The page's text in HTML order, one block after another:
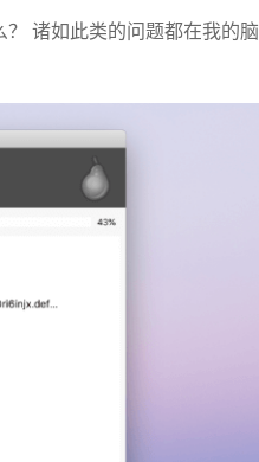
诸如此类的问题都在我的脑